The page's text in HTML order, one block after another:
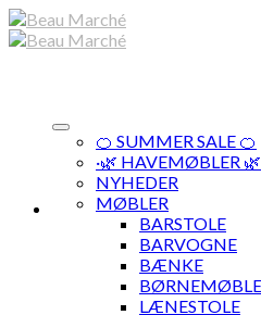
Skip
to
🍊 SUMMER SALE 🍊
·🌿 HAVEMØBLER 🌿
NYHEDER
MØBLER
BARSTOLE
BARVOGNE
BÆNKE
LÆNESTOLE